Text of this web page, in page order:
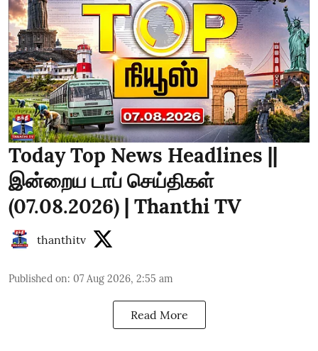
Today Top News Headlines ||
இன்றைய டாப் செய்திகள்
(07.08.2026) | Thanthi TV
thanthitv
Published on: 07 Aug 2026, 2:55 am
Read More